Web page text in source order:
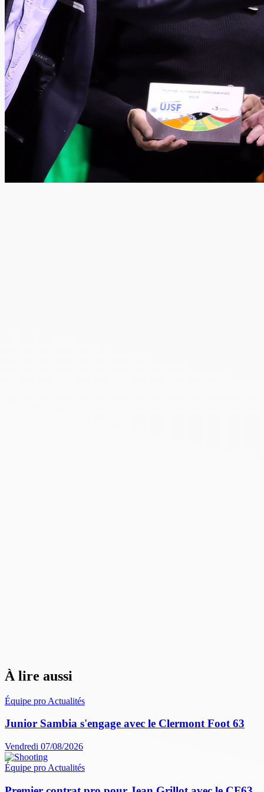
À lire aussi
Équipe pro Actualités
Junior Sambia s'engage avec le Clermont Foot 63
Vendredi 07/08/2026
Équipe pro Actualités